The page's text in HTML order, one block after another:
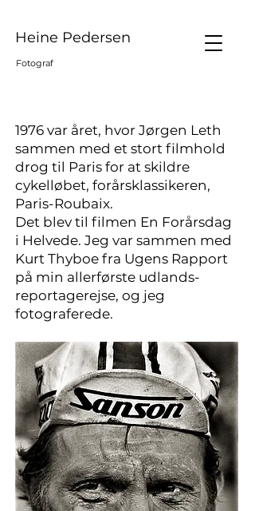
Heine Pedersen
Fotograf
1976 var året, hvor Jørgen Leth
sammen med et stort filmhold
drog til Paris for at skildre
cykelløbet, forårsklassikeren,
Paris-Roubaix.
Det blev til filmen En Forårsdag
i Helvede. Jeg var sammen med
Kurt Thyboe fra Ugens Rapport
på min allerførste udlands-
reportagerejse, og jeg
fotograferede.